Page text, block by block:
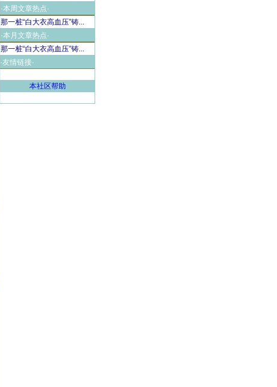
·本周文章热点·
那一桩“白大衣高血压”铸...
·本月文章热点·
那一桩“白大衣高血压”铸...
·友情链接·
本社区帮助